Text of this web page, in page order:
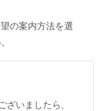
の案内方法を選
いましたら、